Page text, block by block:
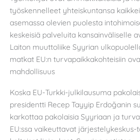
työskennelleet yhteiskuntansa
asemassa olevien puolesta
keskeisiä palveluita kansainväliselle
Laiton muuttoliike Syyrian
matkat EU:n turvapaikkakohteisiin
mahdollisuus
Koska EU-Turkki-julkilausuma
presidentti Recep Tayyip Erdoğanin
karkottaa pakolaisia Syyriaan ja
EU:ssa vaikeuttavat